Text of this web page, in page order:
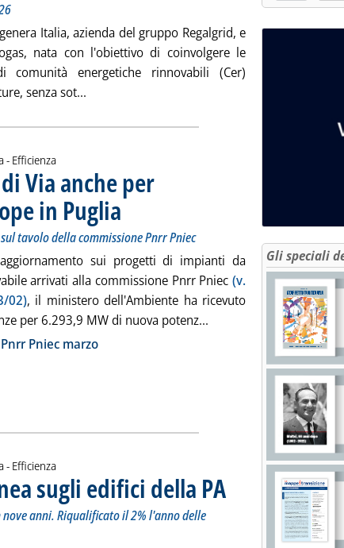
Italia, azienda del gruppo Regalgrid, e
nata con l'obiettivo di coinvolgere le
comunità energetiche rinnovabili (Cer)
senza sot...
- Efficienza
Via anche per
in Puglia. Sottotitolo: A marzo 6,3 GW di nuovi progetti Fer arrivati
. Pubblicata giovedì 28 marzo 2024 alle 12.45.
tavolo della commissione Pnrr Pniec
sui progetti di impianti da
arrivati alla commissione Pnrr Pniec (v.
02), il ministero dell'Ambiente ha ricevuto
per 6.293,9 MW di nuova potenz... Leggi tutta la notizia:
Pniec marzo
- Efficienza
sugli edifici della PA . Sottotitolo: Con il
. Pubblicata giovedì 28 marzo
anni. Riqualificato il 2% l'anno delle
Gli speciali